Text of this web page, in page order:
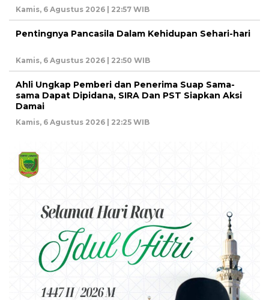
Kamis, 6 Agustus 2026 | 22:57 WIB
Pentingnya Pancasila Dalam Kehidupan Sehari-hari
Kamis, 6 Agustus 2026 | 22:50 WIB
Ahli Ungkap Pemberi dan Penerima Suap Sama-
sama Dapat Dipidana, SIRA Dan PST Siapkan Aksi
Damai
Kamis, 6 Agustus 2026 | 22:25 WIB